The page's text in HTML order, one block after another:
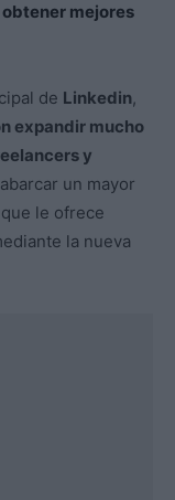
obtener mejores
de Linkedin,
expandir mucho
y
un mayor
le ofrece
la nueva